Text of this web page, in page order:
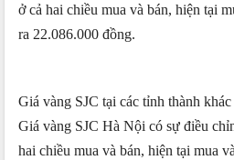
ở cả hai chiều mua và bán, hiện tại
ra 22.086.000 đồng.
Giá vàng SJC tại các tỉnh thành
Giá vàng SJC Hà Nội có sự điều
hai chiều mua và bán, hiện tại mua